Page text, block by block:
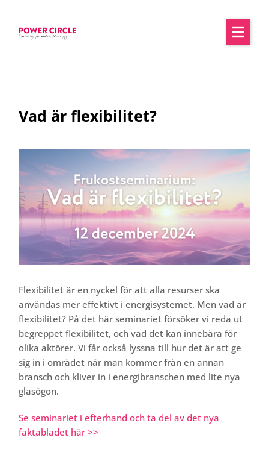
Vad är flexibilitet?
Flexibilitet är en nyckel för att alla resurser ska
användas mer effektivt i energisystemet. Men vad är
flexibilitet? På det här seminariet försöker vi reda ut
begreppet flexibilitet, och vad det kan innebära för
olika aktörer. Vi får också lyssna till hur det är att ge
sig in i området när man kommer från en annan
bransch och kliver in i energibranschen med lite nya
glasögon.
Se seminariet i efterhand och ta del av det nya
faktabladet här >>